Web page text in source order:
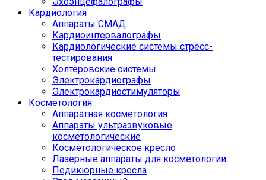
Кардиология
Аппараты СМАД
Кардиоинтервалографы
Кардиологические системы стресс-
тестирования
Холтеровские системы
Электрокардиографы
Электрокардиостимуляторы
Косметология
Аппаратная косметология
Аппараты ультразвуковые
косметологические
Косметологическое кресло
Лазерные аппараты для косметологии
Педикюрные кресла